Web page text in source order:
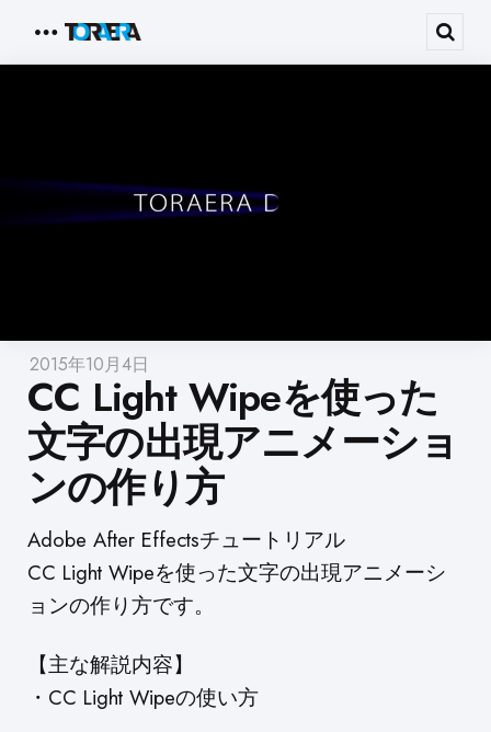
Menu
2015年10月4日
CC Light Wipeを使った
文字の出現アニメーショ
ンの作り方
Adobe After Effectsチュートリアル
CC Light Wipeを使った文字の出現アニメーシ
ョンの作り方です。
【主な解説内容】
・CC Light Wipeの使い方